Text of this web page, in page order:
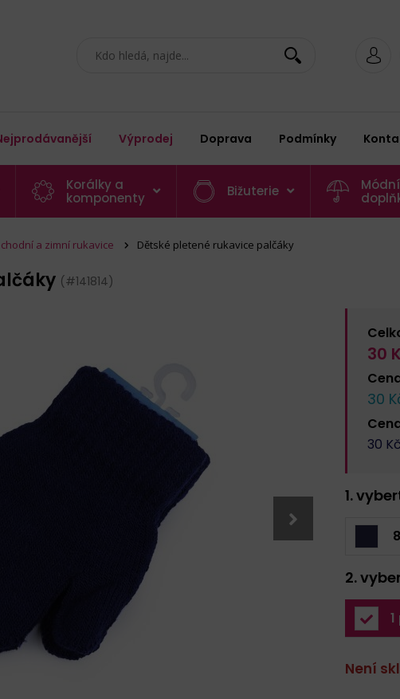
Výprodej Doprava Podmínky
Korálky a
komponenty
Bižuterie
Módní
a zimní rukavice Dětské pletené rukavice palčáky
(#141814)
30
30
30
1.
2.
Není